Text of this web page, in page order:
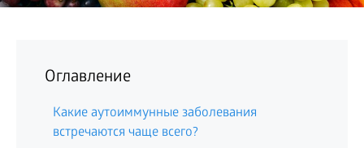
Оглавление
Какие аутоиммунные заболевания
встречаются чаще всего?